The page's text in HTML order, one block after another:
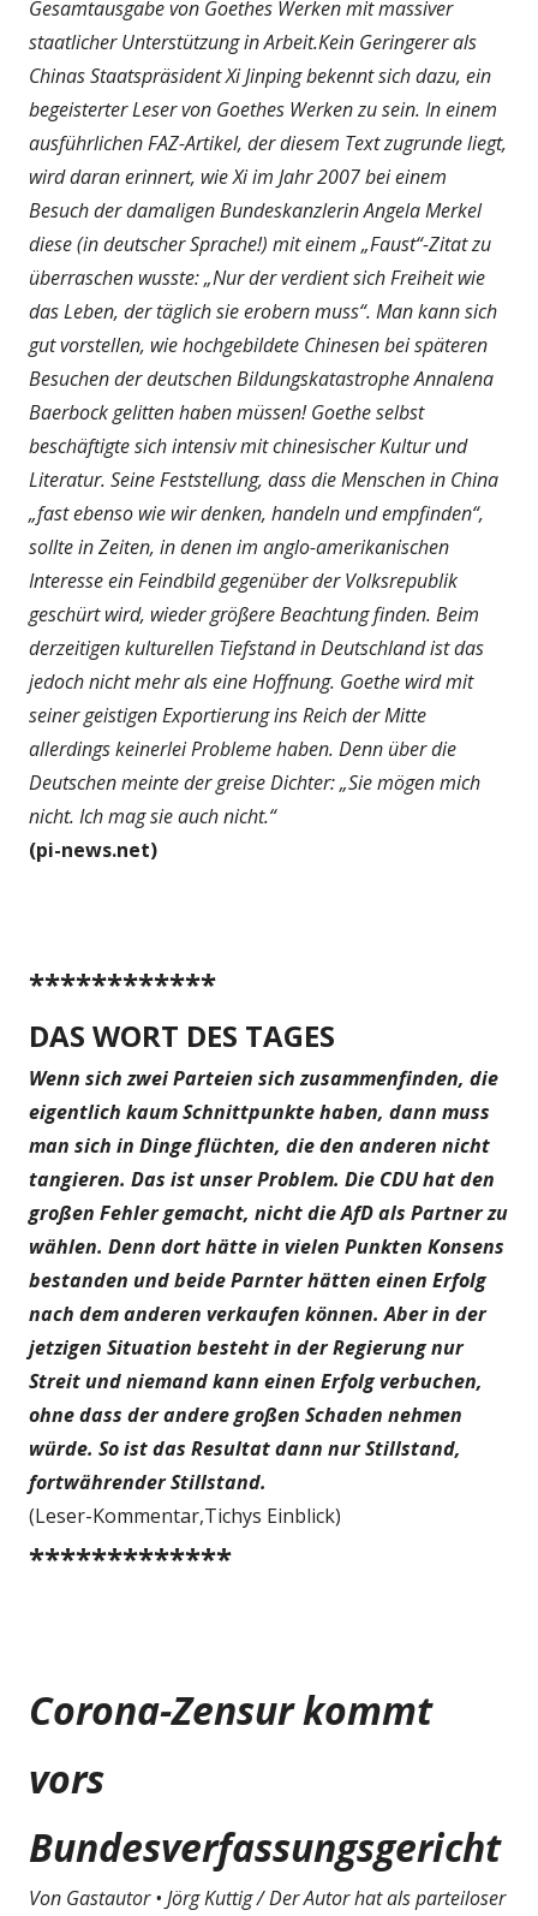
Gesamtausgabe von Goethes Werken mit massiver
staatlicher Unterstützung in Arbeit.Kein Geringerer als
Chinas Staatspräsident Xi Jinping bekennt sich dazu, ein
begeisterter Leser von Goethes Werken zu sein. In einem
ausführlichen FAZ-Artikel, der diesem Text zugrunde liegt,
wird daran erinnert, wie Xi im Jahr 2007 bei einem
Besuch der damaligen Bundeskanzlerin Angela Merkel
diese (in deutscher Sprache!) mit einem „Faust“-Zitat zu
überraschen wusste: „Nur der verdient sich Freiheit wie
das Leben, der täglich sie erobern muss“. Man kann sich
gut vorstellen, wie hochgebildete Chinesen bei späteren
Besuchen der deutschen Bildungskatastrophe Annalena
Baerbock gelitten haben müssen! Goethe selbst
beschäftigte sich intensiv mit chinesischer Kultur und
Literatur. Seine Feststellung, dass die Menschen in China
„fast ebenso wie wir denken, handeln und empfinden“,
sollte in Zeiten, in denen im anglo-amerikanischen
Interesse ein Feindbild gegenüber der Volksrepublik
geschürt wird, wieder größere Beachtung finden. Beim
derzeitigen kulturellen Tiefstand in Deutschland ist das
jedoch nicht mehr als eine Hoffnung. Goethe wird mit
seiner geistigen Exportierung ins Reich der Mitte
allerdings keinerlei Probleme haben. Denn über die
Deutschen meinte der greise Dichter: „Sie mögen mich
nicht. Ich mag sie auch nicht.“
(pi-news.net)
************
DAS WORT DES TAGES
Wenn sich zwei Parteien sich zusammenfinden, die
eigentlich kaum Schnittpunkte haben, dann muss
man sich in Dinge flüchten, die den anderen nicht
tangieren. Das ist unser Problem. Die CDU hat den
großen Fehler gemacht, nicht die AfD als Partner zu
wählen. Denn dort hätte in vielen Punkten Konsens
bestanden und beide Parnter hätten einen Erfolg
nach dem anderen verkaufen können. Aber in der
jetzigen Situation besteht in der Regierung nur
Streit und niemand kann einen Erfolg verbuchen,
ohne dass der andere großen Schaden nehmen
würde. So ist das Resultat dann nur Stillstand,
fortwährender Stillstand.
(Leser-Kommentar,Tichys Einblick)
*************
Corona-Zensur kommt
vors
Bundesverfassungsgericht
Von Gastautor • Jörg Kuttig / Der Autor hat als parteiloser